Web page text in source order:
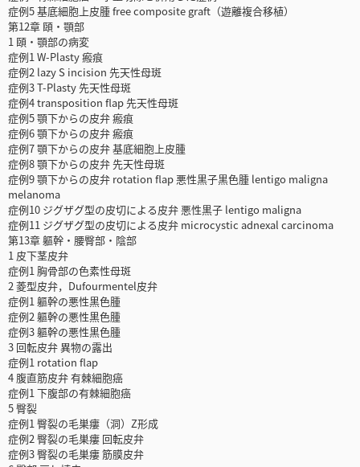
症例5 基底細胞上皮腫 free composite graft（遊離複合移植）
第12章 頤・顎部
1 頤・顎部の病変
症例1 W-Plasty 瘢痕
症例2 lazy S incision 先天性母斑
症例3 T-Plasty 先天性母斑
症例4 transposition flap 先天性母斑
症例5 顎下からの皮弁 瘢痕
症例6 顎下からの皮弁 瘢痕
症例7 顎下からの皮弁 基底細胞上皮腫
症例8 顎下からの皮弁 先天性母斑
症例9 顎下からの皮弁 rotation flap 悪性黒子黒色腫 lentigo maligna
melanoma
症例10 ジグザグ型の皮切による皮弁 悪性黒子 lentigo maligna
症例11 ジグザグ型の皮切による皮弁 microcystic adnexal carcinoma
第13章 軀幹・腰臀部・陰部
1 皮下茎皮弁
症例1 胸骨部の色素性母斑
2 菱型皮弁，Dufourmentel皮弁
症例1 軀幹の悪性黒色腫
症例2 軀幹の悪性黒色腫
症例3 軀幹の悪性黒色腫
3 回転皮弁 異物の露出
症例1 rotation flap
4 腹直筋皮弁 有棘細胞癌
症例1 下腹部の有棘細胞癌
5 臀裂
症例1 臀裂の毛巣瘻（洞）Z形成
症例2 臀裂の毛巣瘻 回転皮弁
症例3 臀裂の毛巣瘻 筋膜皮弁